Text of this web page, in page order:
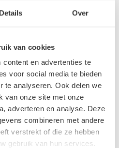
Details Over
van cookies
en advertenties te
voor social media te bieden
te analyseren. Ook delen we
van onze site met onze
adverteren en analyse. Deze
combineren met andere
verstrekt of die ze hebben
gebruik van hun services.
Het rubber kan barsten of
ontstaan waardoor het
gehouden. Om dit wel weer
ook nodig om de spatlappen
Ook als jouw auto
de auto toch extra wilt
is van de weg tijdens
spatlappen monteren.